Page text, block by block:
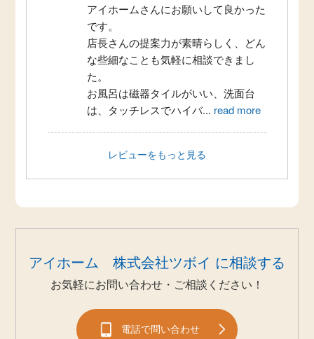
アイホームさんにお願いして良かった
です。
店長さんの提案力が素晴らしく、どん
な些細なことも気軽に相談できまし
た。
お風呂は磁器タイルがいい、洗面台
は、タッチレスでハイバ... read more
レビューをもっと見る
アイホーム 株式会社ツボイ に相談する
お気軽にお問い合わせ・ご相談ください！
電話で問い合わせ